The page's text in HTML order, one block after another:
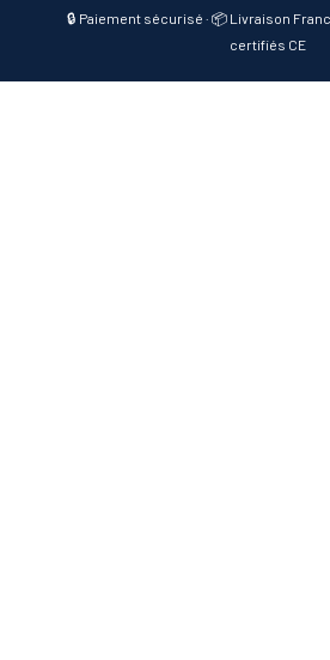
🔒 Paiement sécurisé · 📦 Livraison
certifiés CE